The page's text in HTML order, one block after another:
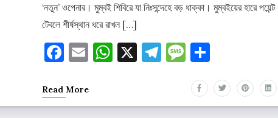
‘নতুন’ ওপেনার। মুম্বই শিবিরে যা নিঃসন্দেহে বড় ধাক্কা। মুম্বইয়ের হারে পয়েন্ট
টেবলে শীর্ষস্থান ধরে রাখল […]
Facebook
EmailWhatsApp
X Telegram
Message
Read More